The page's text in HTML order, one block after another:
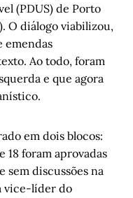
(PDUS) de Porto
O diálogo viabilizou,
emendas
Ao todo, foram
e que agora
em dois blocos:
18 foram aprovadas
sem discussões na
vice-líder do